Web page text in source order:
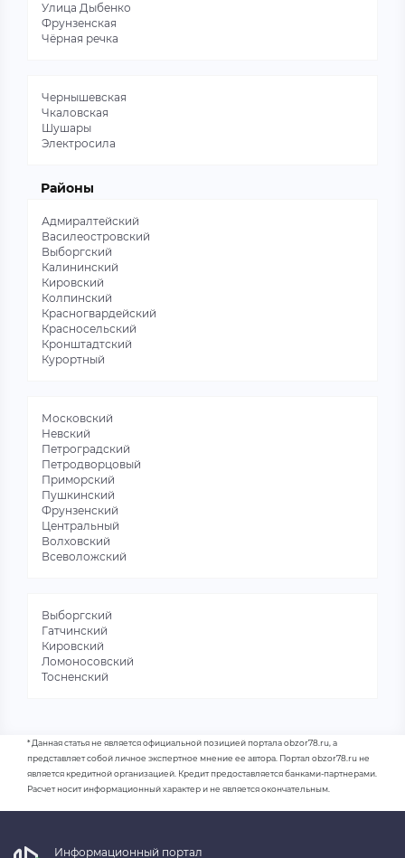
Улица Дыбенко
Фрунзенская
Чёрная речка
Чернышевская
Чкаловская
Шушары
Электросила
Районы
Адмиралтейский
Василеостровский
Выборгский
Калининский
Кировский
Колпинский
Красногвардейский
Красносельский
Кронштадтский
Курортный
Московский
Невский
Петроградский
Петродворцовый
Приморский
Пушкинский
Фрунзенский
Центральный
Волховский
Всеволожский
Выборгский
Гатчинский
Кировский
Ломоносовский
Тосненский
* Данная статья не является официальной позицией портала obzor78.ru, а
представляет собой личное экспертное мнение ее автора. Портал obzor78.ru не
является кредитной организацией. Кредит предоставляется банками-партнерами.
Расчет носит информационный характер и не является окончательным.
Информационный портал